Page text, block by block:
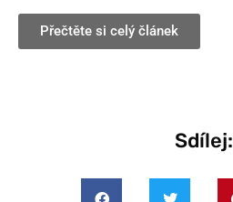
Přečtěte si celý článek
Sdílej: